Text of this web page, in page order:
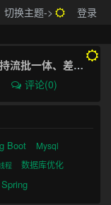
切换主题-> 登录
可视化数据流平台上线 | 支持流批一体、差异检测、零代码配置
评论(0)
Boot Mysql
程 数据库优化
Spring